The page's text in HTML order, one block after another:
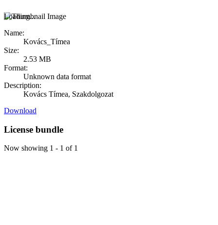
Loading...
Name:
Kovács_Tímea
Size:
2.53 MB
Format:
Unknown data format
Description:
Kovács Tímea, Szakdolgozat
Download
License bundle
Now showing 1 - 1 of 1